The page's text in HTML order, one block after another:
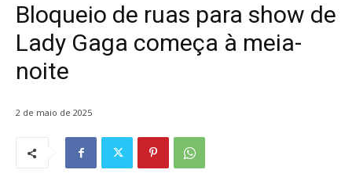
Bloqueio de ruas para show de
Lady Gaga começa à meia-
noite
2 de maio de 2025